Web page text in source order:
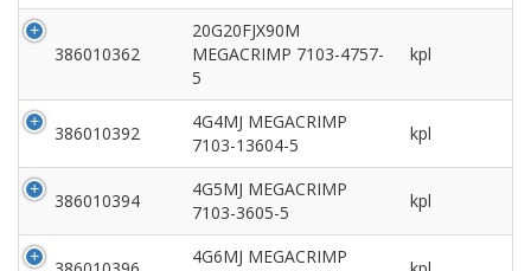
386010362
20G20FJX90M
MEGACRIMP 7103-4757-
5
kpl
386010392
4G4MJ MEGACRIMP
7103-13604-5
kpl
386010394
4G5MJ MEGACRIMP
7103-3605-5
kpl
4G6MJ MEGACRIMP